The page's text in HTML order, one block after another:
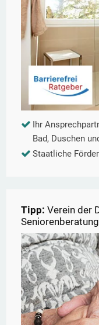
Ihr
Bad, Duschen
Staatliche
Tipp: Verein der